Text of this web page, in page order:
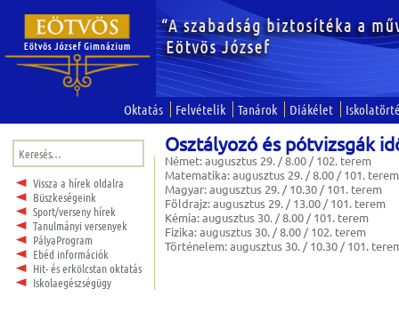
Oktatás Felvételik Tanárok Diákélet
Keresés:
Vissza a hírek oldalra
Büszkeségeink
Sport/verseny hírek
Tanulmányi versenyek
PályaProgram
Ebéd információk
Hit- és erkölcstan oktatás
Iskolaegészségügy
Osztályozó és pótvizsgák
Német: augusztus 29. / 8.00 / 102. terem
Matematika: augusztus 29. / 8.00 / 101. terem
Magyar: augusztus 29. / 10.30 / 101. terem
Földrajz: augusztus 29. / 13.00 / 101. terem
Kémia: augusztus 30. / 8.00 / 101. terem
Fizika: augusztus 30. / 8.00 / 102. terem
Történelem: augusztus 30. / 10.30 / 101.